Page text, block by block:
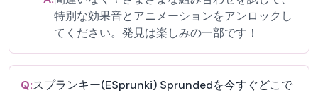
特別な効果音とアニメーションをアンロックし
てください。発見は楽しみの一部です！
Q:スプランキー(ESprunki) Sprundedを今すぐどこで